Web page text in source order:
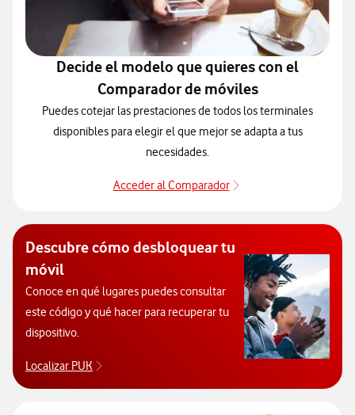
Decide el modelo que quieres con el
Comparador de móviles
Puedes cotejar las prestaciones de todos los terminales
disponibles para elegir el que mejor se adapta a tus
necesidades.
Acceder al Comparador
Descubre cómo desbloquear tu
móvil
Conoce en qué lugares puedes consultar
este código y qué hacer para recuperar tu
dispositivo.
Localizar PUK
Para poder consultar el código PUK y